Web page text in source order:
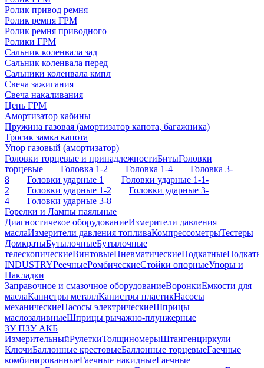
Ролик привод ремня
Ролик ремня ГРМ
Ролик ремня приводного
Ролики ГРМ
Сальник коленвала зад
Сальник коленвала перед
Сальники коленвала кмпл
Свеча зажигания
Свеча накаливания
Цепь ГРМ
Амортизатор кабины
Пружина газовая (амортизатор капота, багажника)
Тросик замка капота
Упор газовый (амортизатор)
Головки торцевые и принадлежностиБитыГоловки
торцевые
Головка 1-2 Головка 1-4
Головка 3-
8
Головки ударные 1
Головки ударные 1-1-
2
Головки ударные 1-2
Головки ударные 3-
4
Головки ударные 3-8
Горелки и Лампы паяльные
Диагностичекое оборудованиеИзмерители давления
маслаИзмерители давления топливаКомпрессометрыТестеры
ДомкратыБутылочныеБутылочные
телескопическиеВинтовыеПневматическиеПодкатные
INDUSTRYРеечныеРомбическиеСтойки опорныеУпоры и
Накладки
Заправочное и смазочное оборудованиеВоронкиЕмкости для
маслаКанистры металлКанистры пластикНасосы
механическиеНасосы электрическиеШприцы
маслозаливныеШприцы рычажно-плунжерные
ЗУ ПЗУ АКБ
ИзмерительныйРулеткиТолщиномерыШтангенциркули
КлючиБаллонные крестовыеБаллонные торцевыеГаечные
комбинированныеГаечные накидныеГаечные